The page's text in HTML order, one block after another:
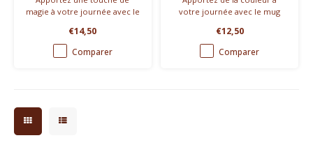
magie à votre journée avec le
ml). Avec ses couleurs pastel
et sa corne 3D, il est parfait
pour les vrais amoureux des
€14,50
Comparer
votre journée avec le mug
design arc-en-ciel et la citation
"Good vibes only" en font un
compagnon idéal pour une
€12,50
Comparer